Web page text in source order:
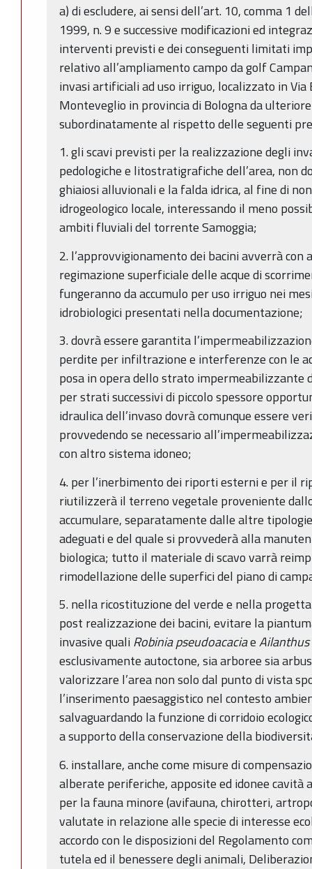
a) di escludere, ai sensi dell’art. 10, comma 1
1999, n. 9 e successive modificazioni ed
interventi previsti e dei conseguenti limitati
relativo all’ampliamento campo da golf
invasi artificiali ad uso irriguo, localizzato in
Monteveglio in provincia di Bologna da
subordinatamente al rispetto delle seguenti
1. gli scavi previsti per la realizzazione degli
pedologiche e litostratigrafiche dell’area, non
ghiaiosi alluvionali e la falda idrica, al fine di
idrogeologico locale, interessando il meno
ambiti fluviali del torrente Samoggia;
2. l’approvvigionamento dei bacini avverrà con
regimazione superficiale delle acque di
fungeranno da accumulo per uso irriguo nei
idrobiologici presentati nella documentazione;
3. dovrà essere garantita
perdite per infiltrazione e interferenze con le
posa in opera dello strato impermeabilizzante
per strati successivi di piccolo spessore
idraulica dell’invaso dovrà comunque essere
provvedendo se necessario
con altro sistema idoneo;
4. per l’inerbimento dei riporti esterni e per il
riutilizzerà il terreno vegetale proveniente
accumulare, separatamente dalle altre
adeguati e del quale si provvederà alla
biologica; tutto il materiale di scavo varrà
rimodellazione delle superfici del piano di
5. nella ricostituzione del verde e nella
post realizzazione dei bacini, evitare la
invasive qualiRobinia pseudoacaciae
esclusivamente autoctone, sia arboree sia
valorizzare l’area non solo dal punto di vista
l’inserimento paesaggistico nel contesto
salvaguardando la funzione di corridoio
a supporto della conservazione della
6. installare, anche come misure di
alberate periferiche, apposite ed idonee
per la fauna minore (avifauna, chirotteri,
valutate in relazione alle specie di interesse
accordo con le disposizioni del Regolamento
tutela ed il benessere degli animali,